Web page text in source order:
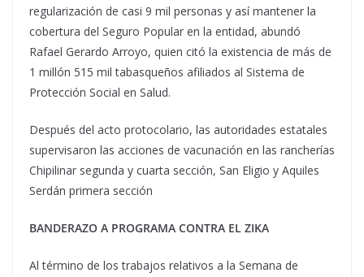
regularización de casi 9 mil personas y así mantener la
cobertura del Seguro Popular en la entidad, abundó
Rafael Gerardo Arroyo, quien citó la existencia de más de
1 millón 515 mil tabasqueños afiliados al Sistema de
Protección Social en Salud.
Después del acto protocolario, las autoridades estatales
supervisaron las acciones de vacunación en las rancherías
Chipilinar segunda y cuarta sección, San Eligio y Aquiles
Serdán primera sección
BANDERAZO A PROGRAMA CONTRA EL ZIKA
Al término de los trabajos relativos a la Semana de